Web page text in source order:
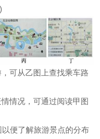
可从乙图上查找乘车路
情况，可通过阅读甲图
便了解旅游景点的分布